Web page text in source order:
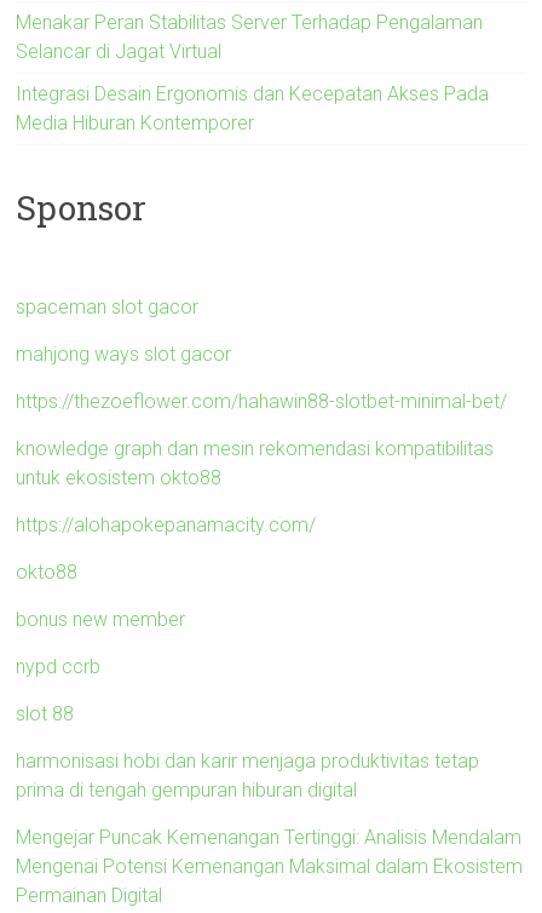
Menakar Peran Stabilitas Server Terhadap Pengalaman
Selancar di Jagat Virtual
Integrasi Desain Ergonomis dan Kecepatan Akses Pada
Media Hiburan Kontemporer
Sponsor
spaceman slot gacor
mahjong ways slot gacor
https://thezoeflower.com/hahawin88-slotbet-minimal-bet/
knowledge graph dan mesin rekomendasi kompatibilitas
untuk ekosistem okto88
https://alohapokepanamacity.com/
okto88
bonus new member
nypd ccrb
slot 88
harmonisasi hobi dan karir menjaga produktivitas tetap
prima di tengah gempuran hiburan digital
Mengejar Puncak Kemenangan Tertinggi: Analisis Mendalam
Mengenai Potensi Kemenangan Maksimal dalam Ekosistem
Permainan Digital